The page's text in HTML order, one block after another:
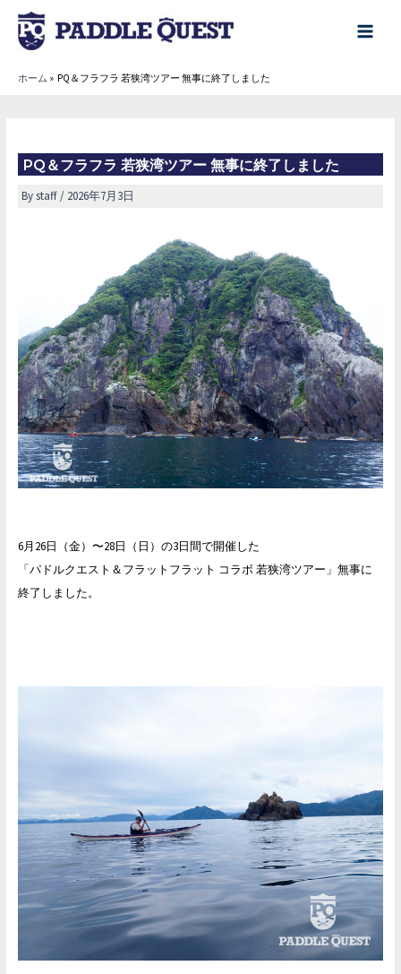
main
ホーム PQ＆フラフラ 若狭湾ツアー 無事に終了しました
PQ＆フラフラ 若狭湾ツアー 無事に終了しました
Bystaff/ 2026年7月3日
6月26日（金）〜28日（日）の3日間で開催した
「パドルクエスト＆フラットフラット コラボ 若狭湾ツアー」無事に
終了しました。